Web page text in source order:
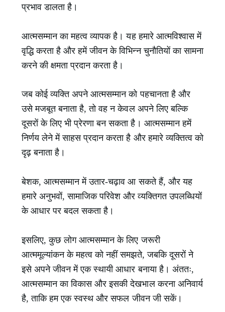
प्रभाव डालता है।
आत्मसम्मान का महत्व व्यापक है। यह हमारे आत्मविश्वास में
वृद्धि करता है और हमें जीवन के विभिन्न चुनौतियों का सामना
करने की क्षमता प्रदान करता है।
जब कोई व्यक्ति अपने आत्मसम्मान को पहचानता है और
उसे मजबूत बनाता है, तो वह न केवल अपने लिए बल्कि
दूसरों के लिए भी प्रेरणा बन सकता है। आत्मसम्मान हमें
निर्णय लेने में साहस प्रदान करता है और हमारे व्यक्तित्व को
दृढ़ बनाता है।
बेशक, आत्मसम्मान में उतार-चढ़ाव आ सकते हैं, और यह
हमारे अनुभवों, सामाजिक परिवेश और व्यक्तिगत उपलब्धियों
के आधार पर बदल सकता है।
इसलिए, कुछ लोग आत्मसम्मान के लिए जरूरी
आत्ममूल्यांकन के महत्व को नहीं समझते, जबकि दूसरों ने
इसे अपने जीवन में एक स्थायी आधार बनाया है। अंततः,
आत्मसम्मान का विकास और इसकी देखभाल करना अनिवार्य
है, ताकि हम एक स्वस्थ और सफल जीवन जी सकें।